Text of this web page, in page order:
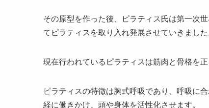
その原型を作った後、ピラティス氏は第一次
てピラティスを取り入れ発展させていきました
現在行われているピラティスは筋肉と骨格を
ピラティスの特徴は胸式呼吸であり、呼吸に
経に働きかけ、頭や身体を活性化させます。